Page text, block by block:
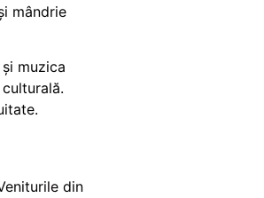
mândrie
muzica
din